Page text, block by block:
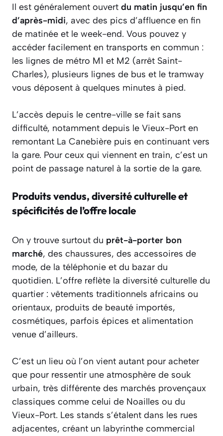
Il est généralement ouvert du matin jusqu’en fin
d’après-midi, avec des pics d’affluence en fin
de matinée et le week-end. Vous pouvez y
accéder facilement en transports en commun :
les lignes de métro M1 et M2 (arrêt Saint-
Charles), plusieurs lignes de bus et le tramway
vous déposent à quelques minutes à pied.
L’accès depuis le centre-ville se fait sans
difficulté, notamment depuis le Vieux-Port en
remontant La Canebière puis en continuant vers
la gare. Pour ceux qui viennent en train, c’est un
point de passage naturel à la sortie de la gare.
Produits vendus, diversité culturelle et
spécificités de l’offre locale
On y trouve surtout du prêt-à-porter bon
marché, des chaussures, des accessoires de
mode, de la téléphonie et du bazar du
quotidien. L’offre reflète la diversité culturelle du
quartier : vêtements traditionnels africains ou
orientaux, produits de beauté importés,
cosmétiques, parfois épices et alimentation
venue d’ailleurs.
C’est un lieu où l’on vient autant pour acheter
que pour ressentir une atmosphère de souk
urbain, très différente des marchés provençaux
classiques comme celui de Noailles ou du
Vieux-Port. Les stands s’étalent dans les rues
adjacentes, créant un labyrinthe commercial